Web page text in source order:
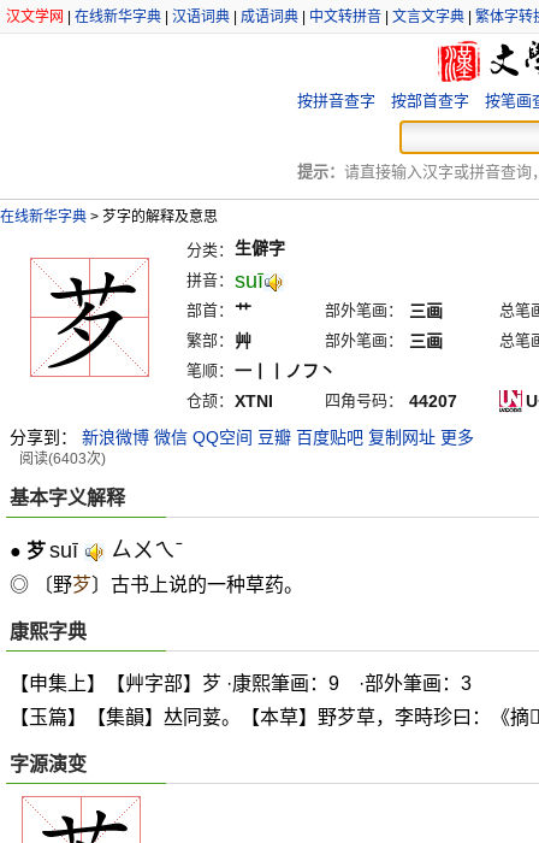
汉文学网 在线新华字典 汉语词典 成语词典 中文转拼音 文言文字典 繁体字转
按拼音查字 按部首查字 按笔画
提示： 请直接输入汉字或拼音查询
在线新华字典 > 芕字的解释及意思
分类： 生僻字
拼音： suī
部首： 艹 部外笔画： 三画
总笔
繁部：
艸 部外笔画： 三画
总笔
笔顺： 一丨丨ノフ丶
仓颉： XTNI 四角号码： 44207
分享到：
新浪微博 微信 QQ空间 豆瓣 百度贴吧 复制网址 更多
阅读(6403次)
基本字义解释
● 芕suī ㄙㄨㄟˉ
◎ 〔野芕〕古书上说的一种草药。
康熙字典
【申集上】【艸字部】芕 ·康熙筆画：9 ·部外筆画：3
【玉篇】【集韻】 𠀤同荽。【本草】野芕草，李時珍曰：《摘
字源演变